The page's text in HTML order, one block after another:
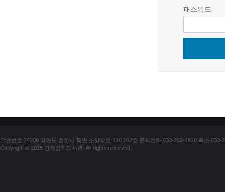
패스워드
우편번호 24209 강원도 춘천시 동면 소양강로 110 102호 문의전화 033-262-1920 팩스 033-
Copyright © 2015 강원점자도서관. All rights reserved.